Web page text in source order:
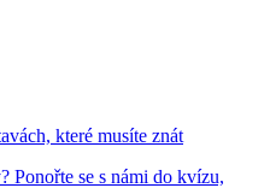
které musíte znát
Ponořte se s námi do kvízu,